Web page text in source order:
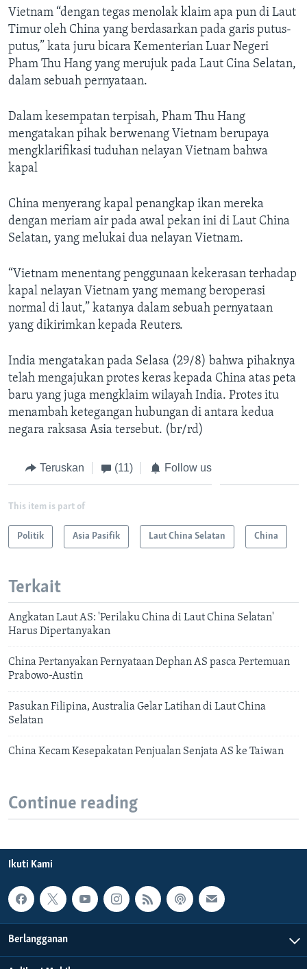
Vietnam “dengan tegas menolak klaim apa pun di Laut
Timur oleh China yang berdasarkan pada garis putus-
putus,” kata juru bicara Kementerian Luar Negeri
Pham Thu Hang yang merujuk pada Laut Cina Selatan,
dalam sebuah pernyataan.
Dalam kesempatan terpisah, Pham Thu Hang
mengatakan pihak berwenang Vietnam berupaya
mengklarifikasi tuduhan nelayan Vietnam bahwa
kapal
China menyerang kapal penangkap ikan mereka
dengan meriam air pada awal pekan ini di Laut China
Selatan, yang melukai dua nelayan Vietnam.
“Vietnam menentang penggunaan kekerasan terhadap
kapal nelayan Vietnam yang memang beroperasi
normal di laut,” katanya dalam sebuah pernyataan
yang dikirimkan kepada Reuters.
India mengatakan pada Selasa (29/8) bahwa pihaknya
telah mengajukan protes keras kepada China atas peta
baru yang juga mengklaim wilayah India. Protes itu
menambah ketegangan hubungan di antara kedua
negara raksasa Asia tersebut. (br/rd)
Teruskan (11) Follow us
This item is part of
Politik Asia Pasifik Laut China Selatan China
Terkait
Angkatan Laut AS: 'Perilaku China di Laut China Selatan'
Harus Dipertanyakan
China Pertanyakan Pernyataan Dephan AS pasca Pertemuan
Prabowo-Austin
Pasukan Filipina, Australia Gelar Latihan di Laut China
Selatan
China Kecam Kesepakatan Penjualan Senjata AS ke Taiwan
Continue reading
Ikuti Kami
Berlangganan